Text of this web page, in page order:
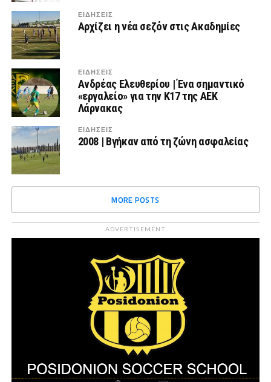
ΕΙΔΗΣΕΙΣ
Αρχίζει η νέα σεζόν στις Ακαδημίες
ΕΙΔΗΣΕΙΣ
Ανδρέας Ελευθερίου | Ένα σημαντικό
«εργαλείο» για την Κ17 της ΑΕΚ
Λάρνακας
ΕΙΔΗΣΕΙΣ
2008 | Βγήκαν από τη ζώνη ασφαλείας
MORE POSTS
ADVERTISEMENT